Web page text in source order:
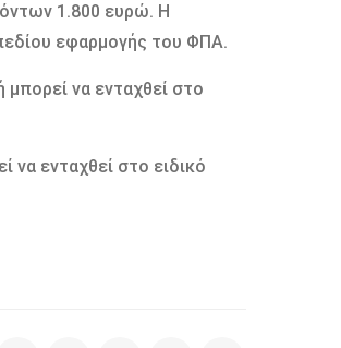
1.800 ευρώ. Η
εφαρμογής του ΦΠΑ.
να ενταχθεί στο
να ενταχθεί στο ειδικό